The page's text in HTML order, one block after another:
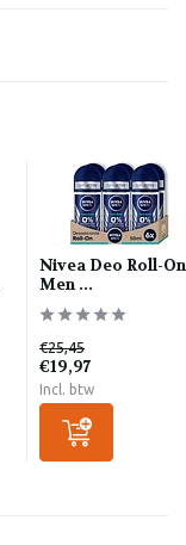
Nivea Deo Roll-On
Men ...
€25,45
€19,97
Incl. btw